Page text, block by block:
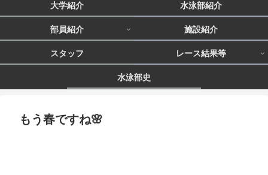
大学紹介 水泳部紹介
部員紹介 施設紹介
スタッフ レース結果等
水泳部史
もう春ですね🌸